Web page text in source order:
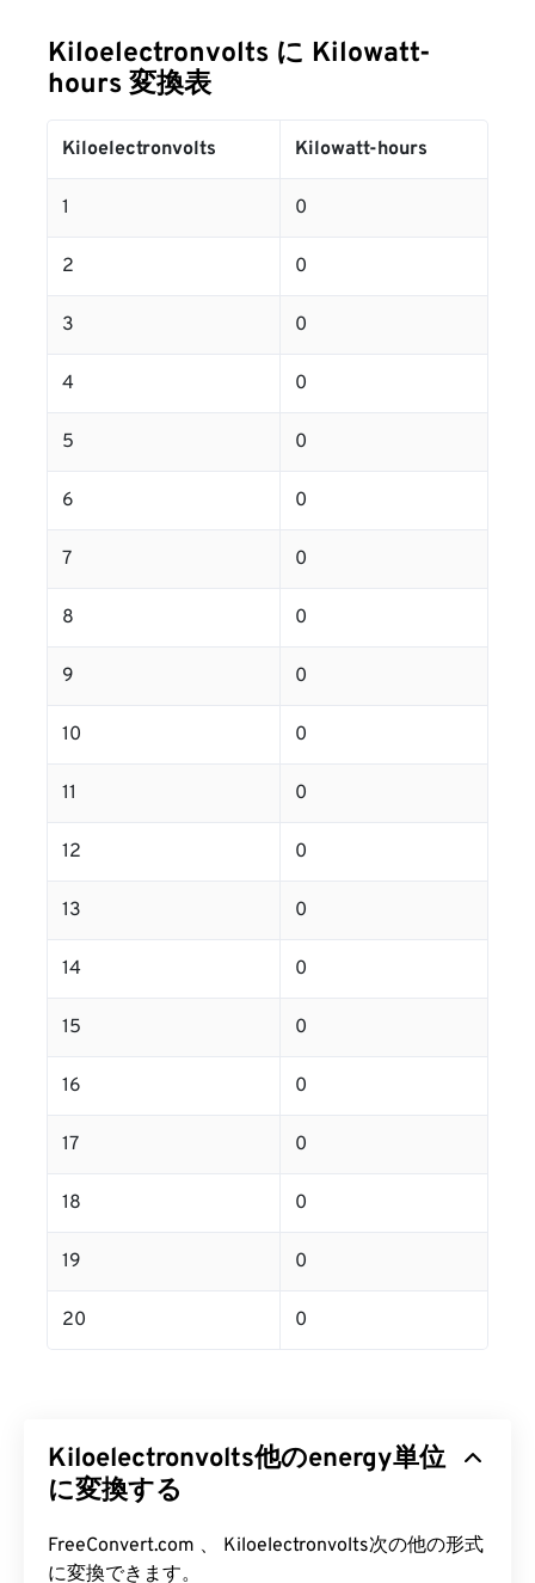
Kiloelectronvolts に Kilowatt-
hours 変換表
Kiloelectronvolts Kilowatt-hours
1 0
2 0
3 0
4 0
5 0
6 0
7 0
8 0
9 0
10 0
11 0
12 0
13 0
14 0
15 0
16 0
17 0
18 0
19 0
20 0
Kiloelectronvolts他のenergy単位
に変換する
FreeConvert.com 、 Kiloelectronvolts次の他の形式
に変換できます。